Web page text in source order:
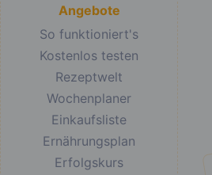
Angebote
So funktioniert's
Kostenlos testen
Rezeptwelt
Wochenplaner
Einkaufsliste
Ernährungsplan
Erfolgskurs